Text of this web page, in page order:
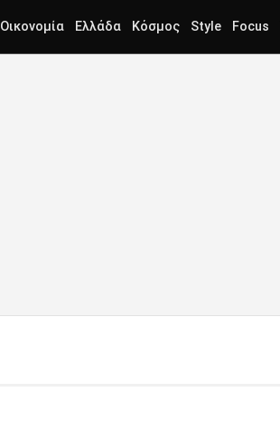
Οικονομία Ελλάδα Κόσμος Style Focus